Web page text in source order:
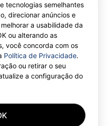
tecnologias semelhantes
direcionar anúncios e
a usabilidade da
ou alterando as
você concorda com os
Política de Privacidade.
ou retirar o seu
a configuração do